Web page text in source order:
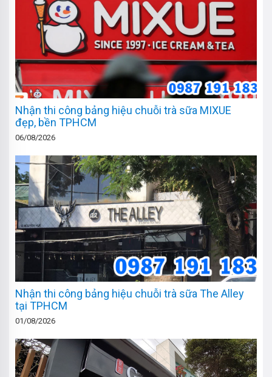
Nhận thi công bảng hiệu chuỗi trà sữa MIXUE
đẹp, bền TPHCM
06/08/2026
Nhận thi công bảng hiệu chuỗi trà sữa The Alley
tại TPHCM
01/08/2026